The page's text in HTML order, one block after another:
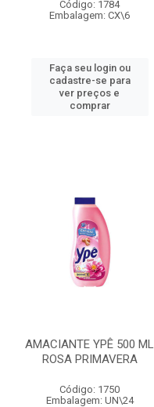
Código: 1784
Embalagem: CX\6
Faça seu login ou
cadastre-se para
ver preços e
comprar
AMACIANTE YPÊ 500 ML
ROSA PRIMAVERA
Código: 1750
Embalagem: UN\24